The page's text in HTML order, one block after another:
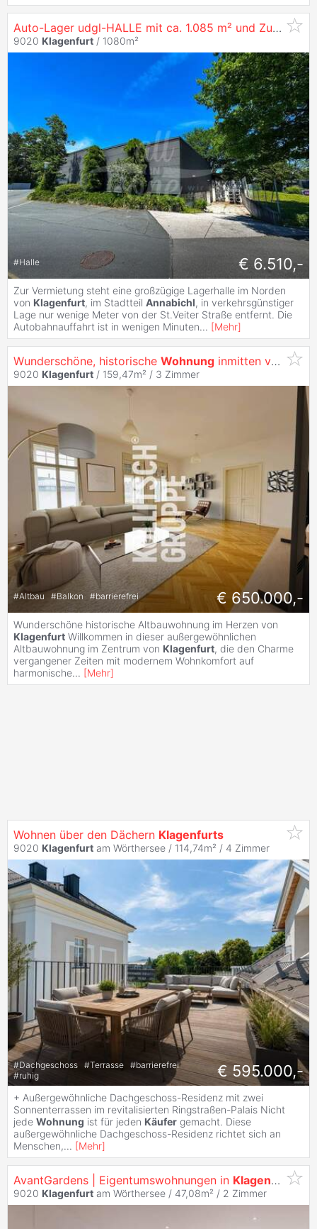
Auto-Lager udgl-HALLE mit ca. 1.085 m² und Zufahrt für Fahrzeuge in
9020 Klagenfurt / 1080m²
#Halle € 6.510,-
Zur Vermietung steht eine großzügige Lagerhalle im Norden
von Klagenfurt, im Stadtteil Annabichl, in verkehrsgünstiger
Lage nur wenige Meter von der St.Veiter Straße entfernt. Die
Autobahnauffahrt ist in wenigen Minuten... [Mehr]
Wunderschöne, historische Wohnung inmitten von
9020 Klagenfurt / 159,47m² / 3 Zimmer
#Altbau #Balkon #barrierefrei € 650.000,-
Wunderschöne historische Altbauwohnung im Herzen von
Klagenfurt Willkommen in dieser außergewöhnlichen
Altbauwohnung im Zentrum von Klagenfurt, die den Charme
vergangener Zeiten mit modernem Wohnkomfort auf
harmonische... [Mehr]
Wohnen über den Dächern Klagenfurts
9020 Klagenfurt am Wörthersee / 114,74m² / 4 Zimmer
#Dachgeschoss #Terrasse #barrierefrei
#ruhig € 595.000,-
+ Außergewöhnliche Dachgeschoss-Residenz mit zwei
Sonnenterrassen im revitalisierten Ringstraßen-Palais Nicht
jede Wohnung ist für jeden Käufer gemacht. Diese
außergewöhnliche Dachgeschoss-Residenz richtet sich an
Menschen,... [Mehr]
AvantGardens | Eigentumswohnungen in Klagenfurt
9020 Klagenfurt am Wörthersee / 47,08m² / 2 Zimmer